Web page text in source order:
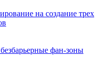
на создание трех